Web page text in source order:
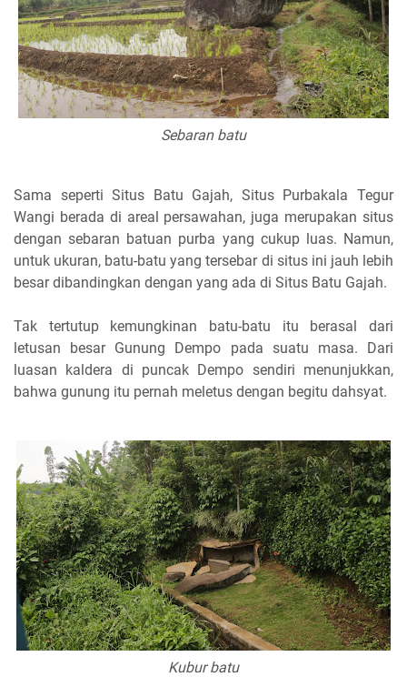
Sebaran batu
Sama seperti Situs Batu Gajah, Situs Purbakala Tegur
Wangi berada di areal persawahan, juga merupakan situs
dengan sebaran batuan purba yang cukup luas. Namun,
untuk ukuran, batu-batu yang tersebar di situs ini jauh lebih
besar dibandingkan dengan yang ada di Situs Batu Gajah.
Tak tertutup kemungkinan batu-batu itu berasal dari
letusan besar Gunung Dempo pada suatu masa. Dari
luasan kaldera di puncak Dempo sendiri menunjukkan,
bahwa gunung itu pernah meletus dengan begitu dahsyat.
Kubur batu